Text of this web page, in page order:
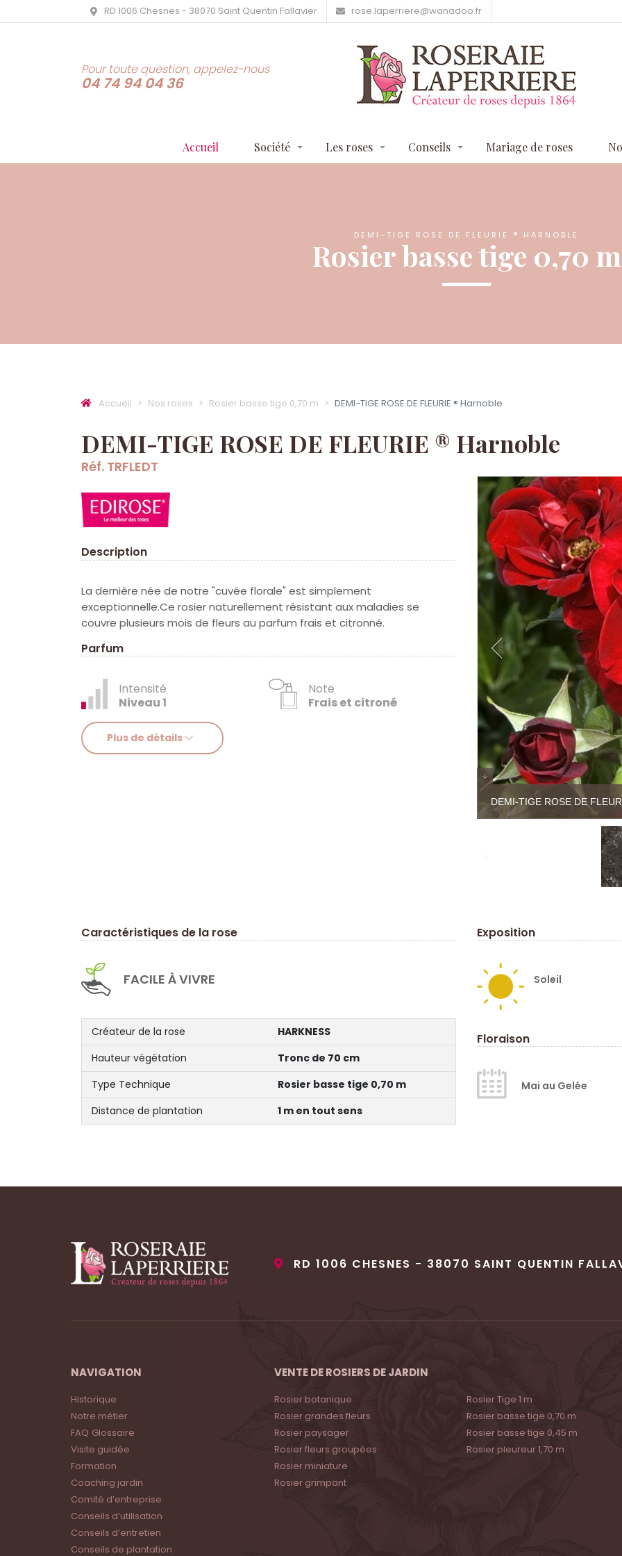
RD 1006 Chesnes - 38070 Saint Quentin Fallavier rose.laperriere@wanadoo.fr
Pour toute question, appelez-nous
04 74 94 04 36
Accueil Société Les roses Conseils Mariage de roses
DEMI-TIGE ROSE DE FLEURIE ® HARNOBLE
Rosier basse tige 0,70 m
Accueil Nos roses Rosier basse tige 0,70 m DEMI-TIGE ROSE DE FLEURIE ® Harnoble
DEMI-TIGE ROSE DE FLEURIE ® Harnoble
Réf. TRFLEDT
Description
La dernière née de notre "cuvée florale" est simplement
exceptionnelle.Ce rosier naturellement résistant aux maladies se
couvre plusieurs mois de fleurs au parfum frais et citronné.
Parfum
Intensité
Niveau 1
Note
Frais et citroné
Plus de détails
DEMI-TIGE ROSE DE
Caractéristiques de la rose
FACILE À VIVRE
Créateur de la rose
HARKNESS
Hauteur végétation
Tronc de 70 cm
Type Technique
Rosier basse tige 0,70 m
Distance de plantation
1 m en tout sens
Exposition
Soleil
Floraison
Mai au Gelée
RD 1006 CHESNES - 38070 SAINT QUENTIN
NAVIGATION
Historique
Notre métier
FAQ Glossaire
Visite guidée
Formation
Coaching jardin
Comité d’entreprise
Conseils d’utilisation
Conseils d’entretien
Conseils de plantation
VENTE DE ROSIERS DE JARDIN
Rosier botanique
Rosier grandes fleurs
Rosier paysager
Rosier fleurs groupées
Rosier miniature
Rosier grimpant
Rosier Tige 1 m
Rosier basse tige 0,70 m
Rosier basse tige 0,45 m
Rosier pleureur 1,70 m